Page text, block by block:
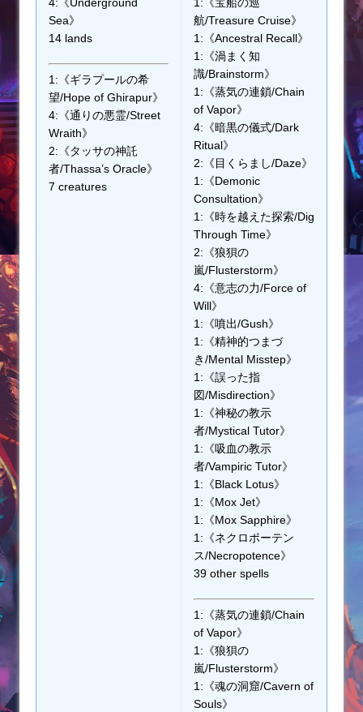
4:《Underground
Sea》
14 lands
1:《ギラプールの希
望/Hope of Ghirapur》
4:《通りの悪霊/Street
Wraith》
2:《タッサの神託
者/Thassa’s Oracle》
7 creatures
1:《宝船の巡
航/Treasure Cruise》
1:《Ancestral Recall》
1:《渦まく知
識/Brainstorm》
1:《蒸気の連鎖/Chain
of Vapor》
4:《暗黒の儀式/Dark
Ritual》
2:《目くらまし/Daze》
1:《Demonic
Consultation》
1:《時を越えた探索/Dig
Through Time》
2:《狼狽の
嵐/Flusterstorm》
4:《意志の力/Force of
Will》
1:《噴出/Gush》
1:《精神的つまづ
き/Mental Misstep》
1:《誤った指
図/Misdirection》
1:《神秘の教示
者/Mystical Tutor》
1:《吸血の教示
者/Vampiric Tutor》
1:《Black Lotus》
1:《Mox Jet》
1:《Mox Sapphire》
1:《ネクロポーテン
ス/Necropotence》
39 other spells
1:《蒸気の連鎖/Chain
of Vapor》
1:《狼狽の
嵐/Flusterstorm》
1:《魂の洞窟/Cavern of
Souls》